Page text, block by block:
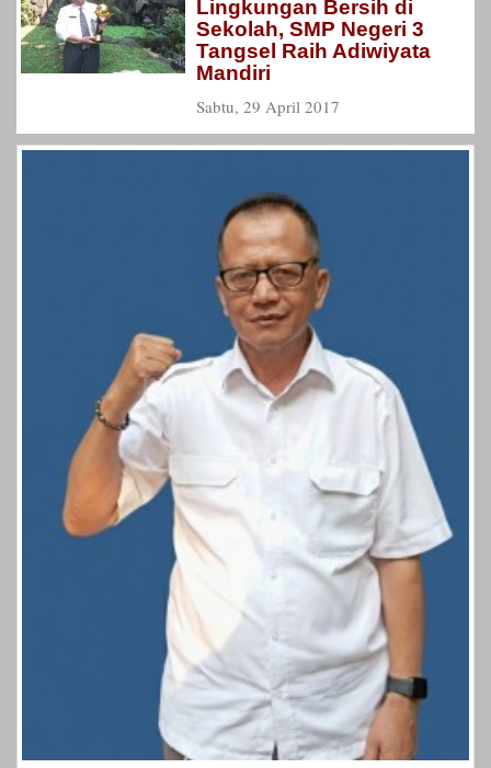
Lingkungan Bersih di
Sekolah, SMP Negeri 3
Tangsel Raih Adiwiyata
Mandiri
Sabtu, 29 April 2017